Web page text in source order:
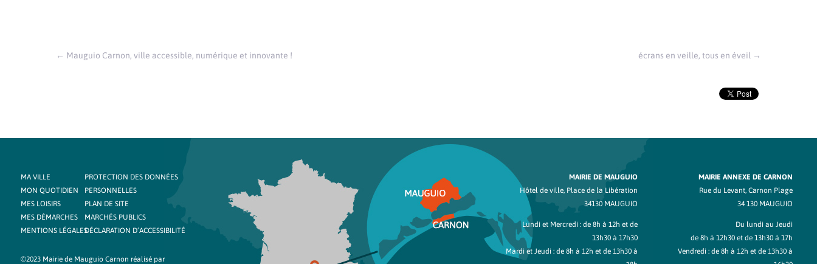
← Mauguio Carnon, ville accessible, numérique et innovante ! écrans en veille, tous en éveil →
MA VILLE
MON QUOTIDIEN
MES LOISIRS
MES DÉMARCHES
MENTIONS LÉGALES
©2023 Mairie de Mauguio Carnon réalisé par
PROTECTION DES DONNÉES
PERSONNELLES
PLAN DE SITE
MARCHÉS PUBLICS
DÉCLARATION D’ACCESSIBILITÉ
MAIRIE DE MAUGUIO
Hôtel de ville, Place de la Libération
34130 MAUGUIO
Lundi et Mercredi : de 8h à 12h et de
13h30 à 17h30
Mardi et Jeudi : de 8h à 12h et de 13h30 à
MAIRIE ANNEXE DE CARNON
Rue du Levant, Carnon Plage
34 130 MAUGUIO
Du lundi au Jeudi
de 8h à 12h30 et de 13h30 à 17h
Vendredi : de 8h à 12h et de 13h30 à